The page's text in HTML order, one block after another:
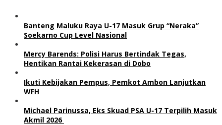
Banteng Maluku Raya U-17 Masuk Grup “Neraka”
Soekarno Cup Level Nasional
Mercy Barends: Polisi Harus Bertindak Tegas,
Hentikan Rantai Kekerasan di Dobo
Ikuti Kebijakan Pempus, Pemkot Ambon Lanjutkan
WFH
Michael Parinussa, Eks Skuad PSA U-17 Terpilih Masuk
Akmil 2026